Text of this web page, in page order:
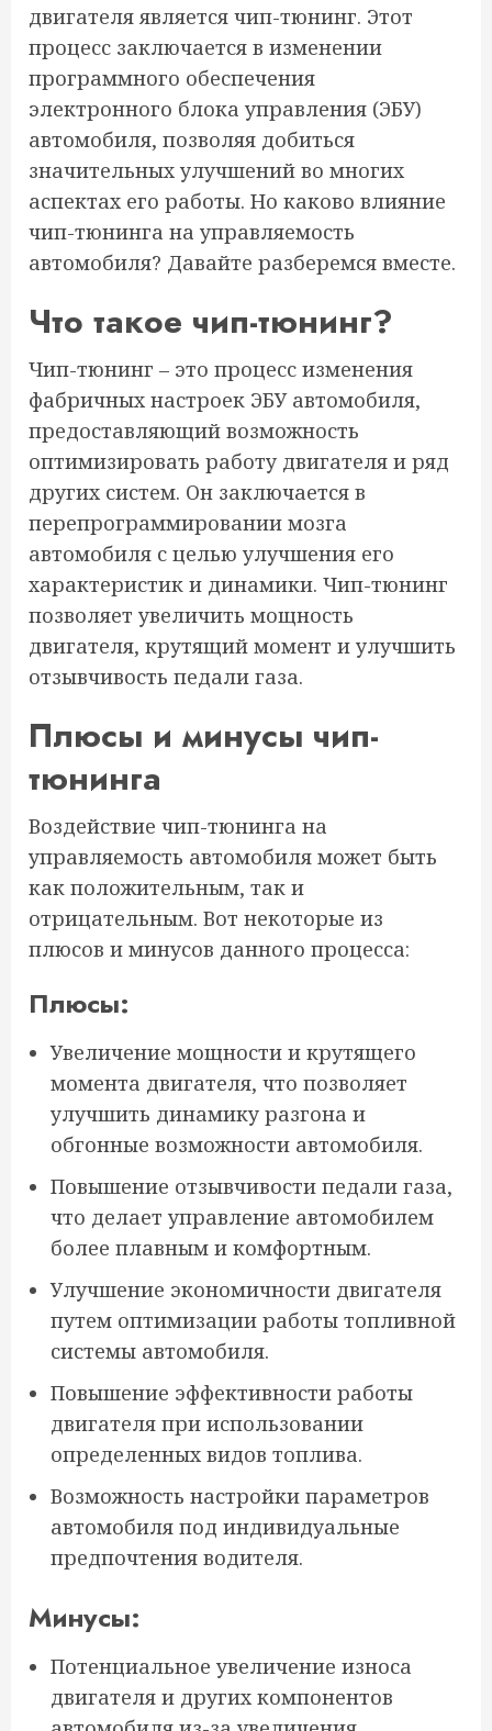
двигателя является чип-тюнинг. Этот
процесс заключается в изменении
программного обеспечения
электронного блока управления (ЭБУ)
автомобиля, позволяя добиться
значительных улучшений во многих
аспектах его работы. Но каково влияние
чип-тюнинга на управляемость
автомобиля? Давайте разберемся вместе.
Что такое чип-тюнинг?
Чип-тюнинг – это процесс изменения
фабричных настроек ЭБУ автомобиля,
предоставляющий возможность
оптимизировать работу двигателя и ряд
других систем. Он заключается в
перепрограммировании мозга
автомобиля с целью улучшения его
характеристик и динамики. Чип-тюнинг
позволяет увеличить мощность
двигателя, крутящий момент и улучшить
отзывчивость педали газа.
Плюсы и минусы чип-
тюнинга
Воздействие чип-тюнинга на
управляемость автомобиля может быть
как положительным, так и
отрицательным. Вот некоторые из
плюсов и минусов данного процесса:
Плюсы:
Увеличение мощности и крутящего
момента двигателя, что позволяет
улучшить динамику разгона и
обгонные возможности автомобиля.
Повышение отзывчивости педали газа,
что делает управление автомобилем
более плавным и комфортным.
Улучшение экономичности двигателя
путем оптимизации работы топливной
системы автомобиля.
Повышение эффективности работы
двигателя при использовании
определенных видов топлива.
Возможность настройки параметров
автомобиля под индивидуальные
предпочтения водителя.
Минусы:
Потенциальное увеличение износа
двигателя и других компонентов